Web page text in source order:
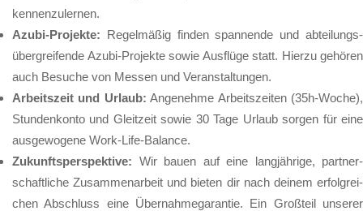
ken­nen­zu­ler­nen.
Azu­bi-Pro­jek­te: Re­gel­mä­ßig fin­den span­nen­de und ab­tei­lungs­
über­grei­fen­de Azu­bi-Pro­jek­te so­wie Aus­flü­ge statt. Hier­zu ge­hö­ren
auch Be­su­che von Mes­sen und Ver­an­stal­tun­gen.
Ar­beits­zeit und Ur­laub: An­ge­neh­me Ar­beits­zei­ten (35h-Wo­che),
Stun­den­kon­to und Gleit­zeit so­wie 30 Ta­ge Ur­laub sor­gen für ei­ne
aus­ge­wo­ge­ne Work-Life-Ba­lan­ce.
Zu­kunfts­per­spek­ti­ve: Wir bau­en auf ei­ne lang­jäh­ri­ge, part­ner­
schaft­li­che Zu­sam­men­ar­beit und bie­ten dir nach dei­nem er­folg­rei­
chen Ab­schluss ei­ne Über­nah­me­ga­ran­tie. Ein Groß­teil un­se­rer